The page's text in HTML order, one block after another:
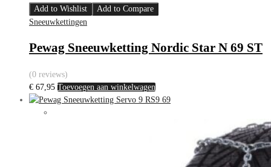
Add to Wishlist
Add to Compare
Sneeuwkettingen
Pewag Sneeuwketting Nordic Star N 69 ST
(0 reviews)
€ 67,95 Toevoegen aan winkelwagen